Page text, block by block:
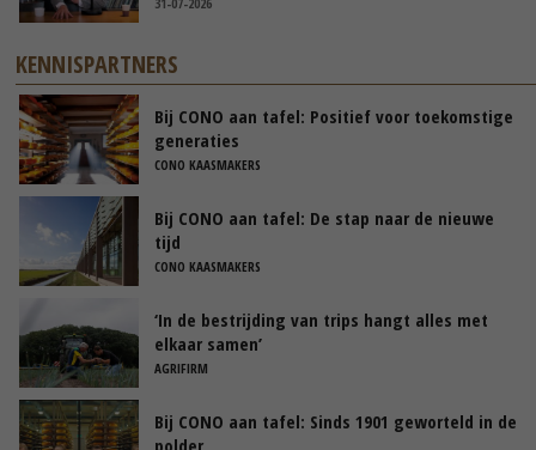
KENNISPARTNERS
Bij CONO aan tafel: Positief voor toekomstige
generaties
CONO KAASMAKERS
Bij CONO aan tafel: De stap naar de nieuwe
tijd
CONO KAASMAKERS
‘In de bestrijding van trips hangt alles met
elkaar samen’
AGRIFIRM
Bij CONO aan tafel: Sinds 1901 geworteld in de
polder